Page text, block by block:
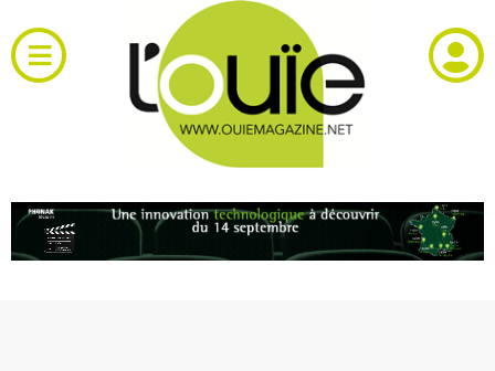
au
contenu
Toggle
Navigation
RH et emploi